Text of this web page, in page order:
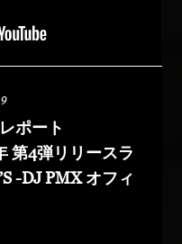
ポート
第4弾リリースラ
-DJ PMX オフィ